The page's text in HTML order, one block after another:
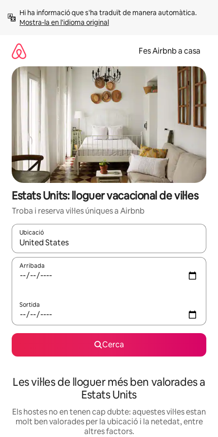
Mostra-la en l'idioma original
Fes Airbnb a casa
Estats Units: lloguer vacacional de vil·les
Troba i reserva vil·les úniques a Airbnb
Ubicació
Quan els resultats estiguin disponibles, podràs navegar-hi a
Arribada
Sortida
Cerca
Les vil·les de lloguer més ben valorades a
Estats Units
Els hostes no en tenen cap dubte: aquestes vil·les estan
molt ben valorades per la ubicació i la netedat, entre
altres factors.